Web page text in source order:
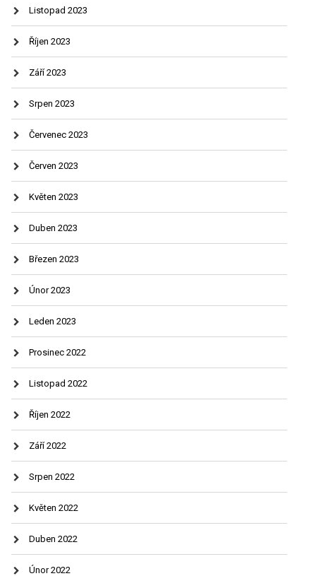
Listopad 2023
Říjen 2023
Září 2023
Srpen 2023
Červenec 2023
Červen 2023
Květen 2023
Duben 2023
Březen 2023
Únor 2023
Leden 2023
Prosinec 2022
Listopad 2022
Říjen 2022
Září 2022
Srpen 2022
Květen 2022
Duben 2022
Únor 2022